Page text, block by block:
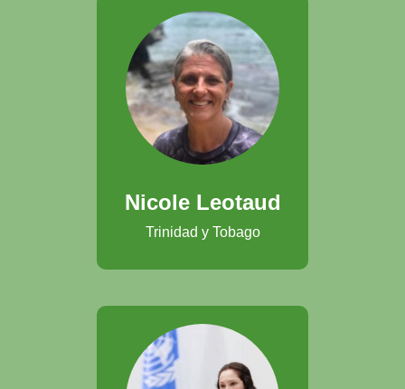
Nicole Leotaud
Trinidad y Tobago